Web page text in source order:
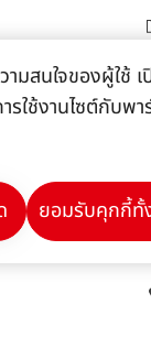
มสนใจของผู้ใช้ เ
รใช้งานไซต์กับพา
ยอมรับคุกกี้ทั้